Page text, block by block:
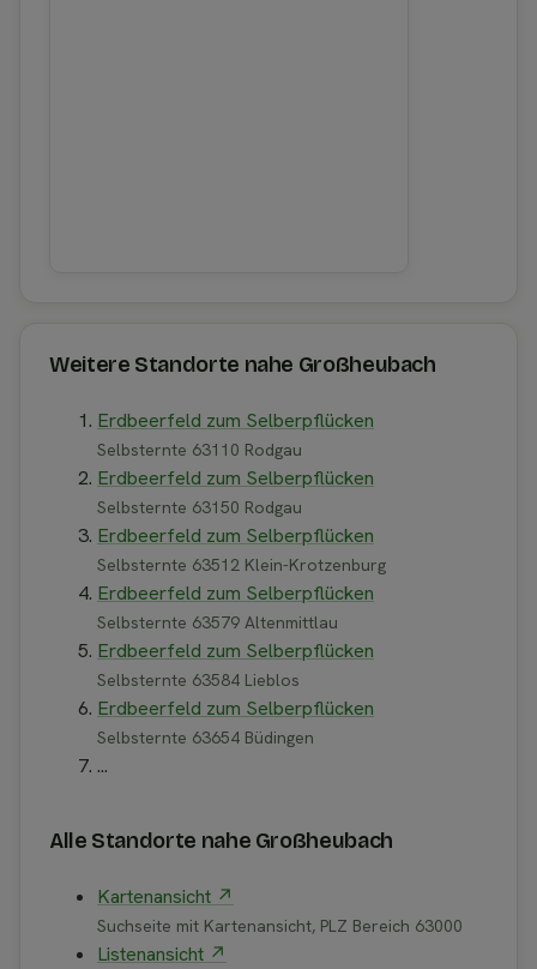
Weitere Standorte nahe Großheubach
Erdbeerfeld zum Selberpflücken
Selbsternte 63110 Rodgau
Erdbeerfeld zum Selberpflücken
Selbsternte 63150 Rodgau
Erdbeerfeld zum Selberpflücken
Selbsternte 63512 Klein-Krotzenburg
Erdbeerfeld zum Selberpflücken
Selbsternte 63579 Altenmittlau
Erdbeerfeld zum Selberpflücken
Selbsternte 63584 Lieblos
Erdbeerfeld zum Selberpflücken
Selbsternte 63654 Büdingen
...
Alle Standorte nahe Großheubach
Kartenansicht ↗
Suchseite mit Kartenansicht, PLZ Bereich 63000
Listenansicht ↗